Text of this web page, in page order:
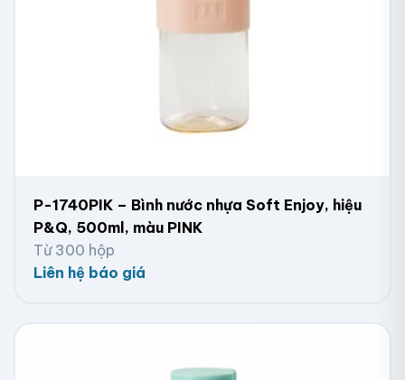
P-1740PIK – Bình nước nhựa Soft Enjoy, hiệu
P&Q, 500ml, màu PINK
Từ 300 hộp
Liên hệ báo giá